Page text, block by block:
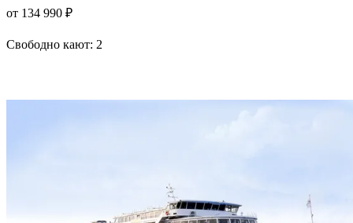
от 134 990 ₽
Свободно кают: 2